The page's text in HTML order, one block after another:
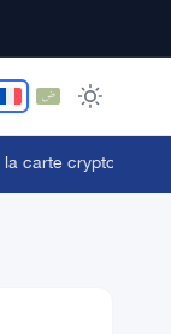
crypto de